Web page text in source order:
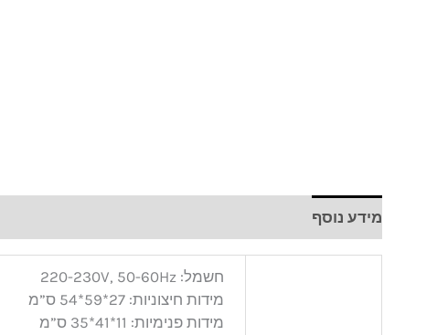
מידע נוסף
חשמל: 220-230V, 50-60Hz
מידות חיצוניות: 27*59*54 ס”מ
מידות פנימיות: 11*41*35 ס”מ